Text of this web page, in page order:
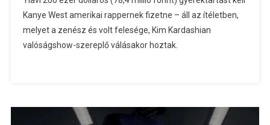
Kanye West amerikai rappernek fizetne – áll az ítéletben,
melyet a zenész és volt felesége, Kim Kardashian
valóságshow-szereplő válásakor hoztak.